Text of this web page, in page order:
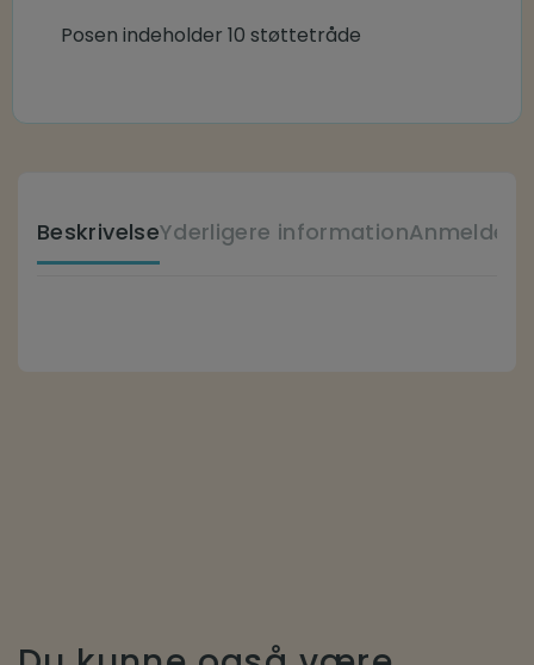
Posen indeholder 10 støttetråde
BeskrivelseYderligere information